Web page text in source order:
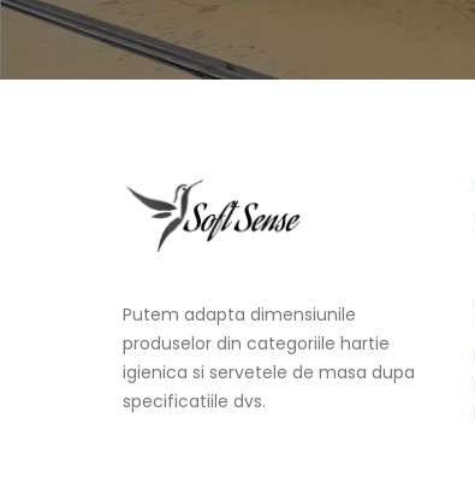
Putem adapta dimensiunile
produselor din categoriile hartie
igienica si servetele de masa dupa
specificatiile dvs.